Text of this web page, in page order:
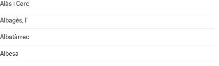
Alàs i Cerc
Albagés, l'
Albatàrrec
Albesa